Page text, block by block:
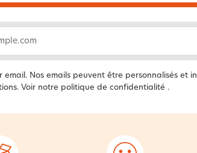
Nos emails peuvent être personnalisés et
Voir notre politique de confidentialité .